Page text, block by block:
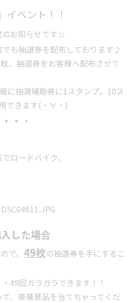
イベント！！
のお知らせです☆
でも抽選券を配布しております♪
、抽選券をお客様へ配布させて
に抽選補助券に1スタンプ。10ス
できます(・∀・)
・ ・
ロードバイク、
した場合
で、 49枚の抽選券を手にするこ
49回ガラガラできます！！
、豪華景品を当てちゃってくだ